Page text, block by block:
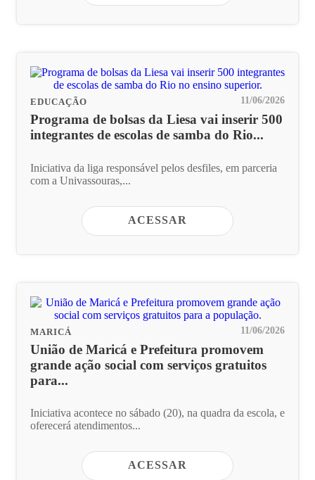
EDUCAÇÃO 11/06/2026
Programa de bolsas da Liesa vai inserir 500
integrantes de escolas de samba do Rio...
Iniciativa da liga responsável pelos desfiles, em parceria
com a Univassouras,...
ACESSAR
MARICÁ 11/06/2026
União de Maricá e Prefeitura promovem
grande ação social com serviços gratuitos
para...
Iniciativa acontece no sábado (20), na quadra da escola, e
oferecerá atendimentos...
ACESSAR